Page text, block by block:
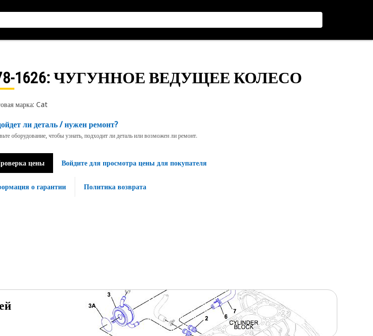
1626: ЧУГУННОЕ ВЕДУЩЕЕ КОЛЕСО
марка: Cat
ли деталь / нужен ремонт?
оборудование, чтобы узнать, подходит ли деталь или возможен ли ремонт.
цены Войдите для просмотра цены для покупателя
о гарантии Политика возврата